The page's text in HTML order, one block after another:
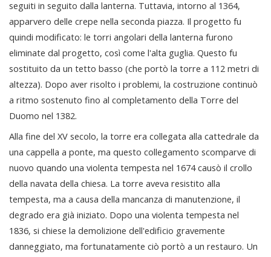
seguiti in seguito dalla lanterna. Tuttavia, intorno al 1364,
apparvero delle crepe nella seconda piazza. Il progetto fu
quindi modificato: le torri angolari della lanterna furono
eliminate dal progetto, così come l'alta guglia. Questo fu
sostituito da un tetto basso (che portò la torre a 112 metri di
altezza). Dopo aver risolto i problemi, la costruzione continuò
a ritmo sostenuto fino al completamento della Torre del
Duomo nel 1382.
Alla fine del XV secolo, la torre era collegata alla cattedrale da
una cappella a ponte, ma questo collegamento scomparve di
nuovo quando una violenta tempesta nel 1674 causò il crollo
della navata della chiesa. La torre aveva resistito alla
tempesta, ma a causa della mancanza di manutenzione, il
degrado era già iniziato. Dopo una violenta tempesta nel
1836, si chiese la demolizione dell'edificio gravemente
danneggiato, ma fortunatamente ciò portò a un restauro. Un